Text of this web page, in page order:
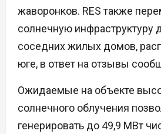
жаворонков. RES также
солнечную инфраструктуру
соседних жилых домов,
юге, в ответ на отзывы
Ожидаемые на объекте
солнечного облучения
генерировать до 49,9 МВт